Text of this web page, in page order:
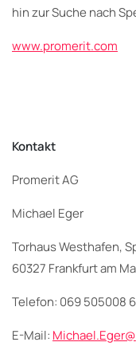
hin zur Suche nach
www.promerit.com
Kontakt
Promerit AG
Michael Eger
Torhaus Westhafen,
60327 Frankfurt am
Telefon: 069 505008
E-Mail: